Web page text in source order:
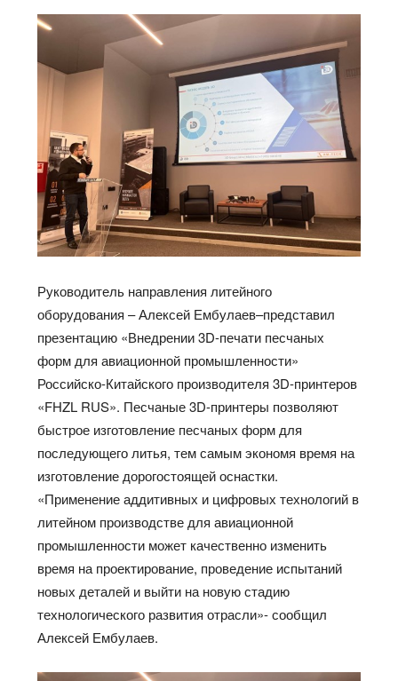
Руководитель направления литейного
оборудования – Алексей Ембулаев–представил
презентацию «Внедрении 3D-печати песчаных
форм для авиационной промышленности»
Российско-Китайского производителя 3D-принтеров
«FHZL RUS». Песчаные 3D-принтеры позволяют
быстрое изготовление песчаных форм для
последующего литья, тем самым экономя время на
изготовление дорогостоящей оснастки.
«Применение аддитивных и цифровых технологий в
литейном производстве для авиационной
промышленности может качественно изменить
время на проектирование, проведение испытаний
новых деталей и выйти на новую стадию
технологического развития отрасли»- сообщил
Алексей Ембулаев.